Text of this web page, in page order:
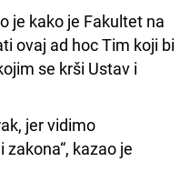
je kako je Fakultet na
ovaj ad hoc Tim koji bi
se krši Ustav i
jer vidimo
kazao je